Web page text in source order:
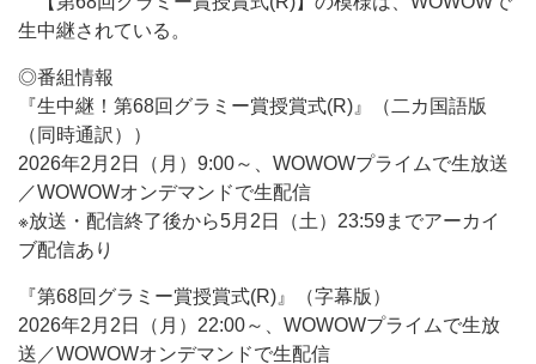
生中継されている。
◎番組情報
『生中継！第68回グラミー賞授賞式(R)』（二カ国語版
（同時通訳））
2026年2月2日（月）9:00～、WOWOWプライムで生放送
／WOWOWオンデマンドで生配信
※放送・配信終了後から5月2日（土）23:59までアーカイ
ブ配信あり
『第68回グラミー賞授賞式(R)』（字幕版）
2026年2月2日（月）22:00～、WOWOWプライムで生放
送／WOWOWオンデマンドで生配信